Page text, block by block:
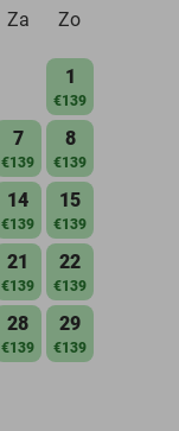
Za Zo
1
€139
7
€139
8
€139
14
€139
15
€139
21
€139
22
€139
28
€139
29
€139